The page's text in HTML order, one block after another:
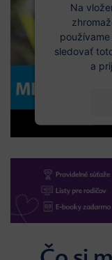
Na
sledovať
a